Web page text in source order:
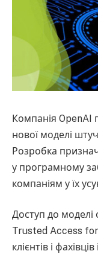
Компанія OpenAI
нової моделі
Розробка
у програмному
компаніям у їх
Доступ до
Trusted Access
клієнтів і